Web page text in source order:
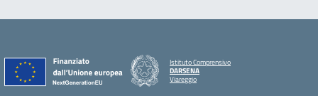
Istituto Comprensivo
DARSENA
Viareggio